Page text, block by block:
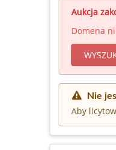
Aukcja
Domena
Nie
Aby